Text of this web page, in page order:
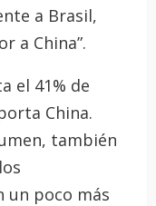
a Brasil,
a China”.
el 41% de
China.
también
un poco más